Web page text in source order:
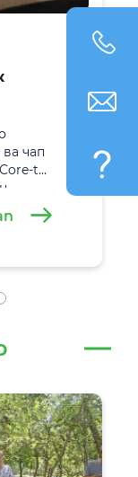
чап
tax